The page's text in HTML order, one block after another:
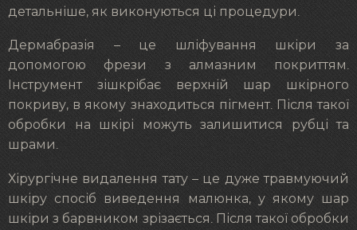
детальніше, як виконуються ці процедури.
Дермабразія – це шліфування шкіри за
допомогою фрези з алмазним покриттям.
Інструмент зішкрібає верхній шар шкірного
покриву, в якому знаходиться пігмент. Після такої
обробки на шкірі можуть залишитися рубці та
шрами.
Хірургічне видалення тату – це дуже травмуючий
шкіру спосіб виведення малюнка, у якому шар
шкіри з барвником зрізається. Після такої обробки